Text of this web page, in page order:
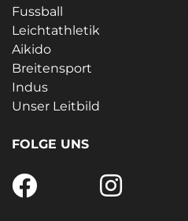
Fussball
Leichtathletik
Aikido
Breitensport
Indus
Unser Leitbild
FOLGE UNS